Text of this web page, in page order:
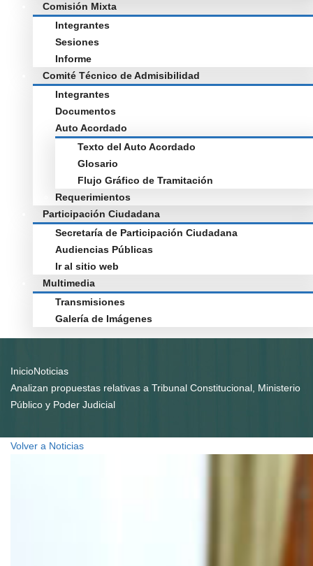
Comisión Mixta
Integrantes
Sesiones
Informe
Comité Técnico de Admisibilidad
Integrantes
Documentos
Auto Acordado
Texto del Auto Acordado
Glosario
Flujo Gráfico de Tramitación
Requerimientos
Participación Ciudadana
Secretaría de Participación Ciudadana
Audiencias Públicas
Ir al sitio web
Multimedia
Transmisiones
Galería de Imágenes
InicioNoticias
Analizan propuestas relativas a Tribunal Constitucional, Ministerio
Público y Poder Judicial
Volver a Noticias